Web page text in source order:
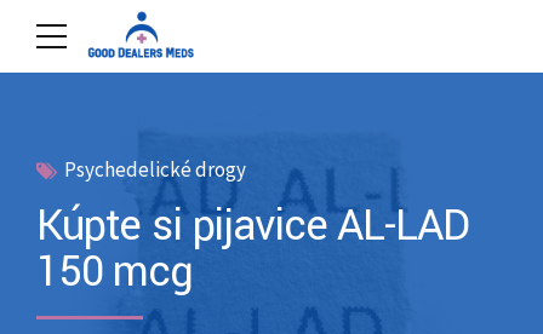
Psychedelické drogy
Kúpte si pijavice AL-LAD
150 mcg